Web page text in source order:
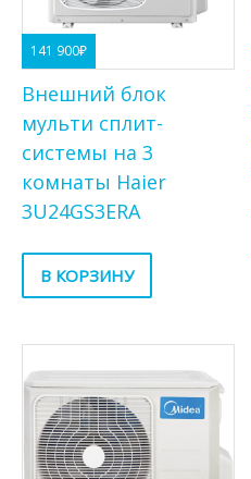
141 900₽
Внешний блок
мульти сплит-
системы на 3
комнаты Haier
3U24GS3ERA
В КОРЗИНУ